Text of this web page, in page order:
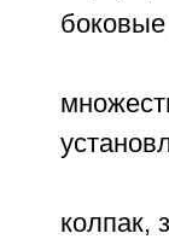
боковые
колпак,